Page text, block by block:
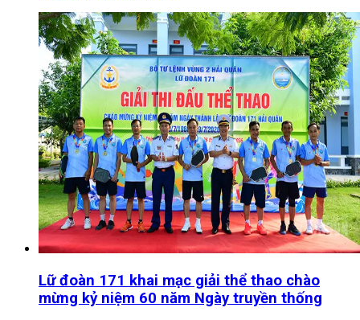
Lữ đoàn 171 khai mạc giải thể thao chào
mừng kỷ niệm 60 năm Ngày truyền thống